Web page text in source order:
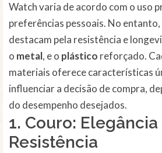
Watch varia de acordo com o uso
preferências pessoais. No
destacam pela resistência e
o metal, e o plástico reforçado.
materiais oferece características
influenciar a decisão de compra,
do desempenho desejados.
1. Couro: Elegância
Resistência